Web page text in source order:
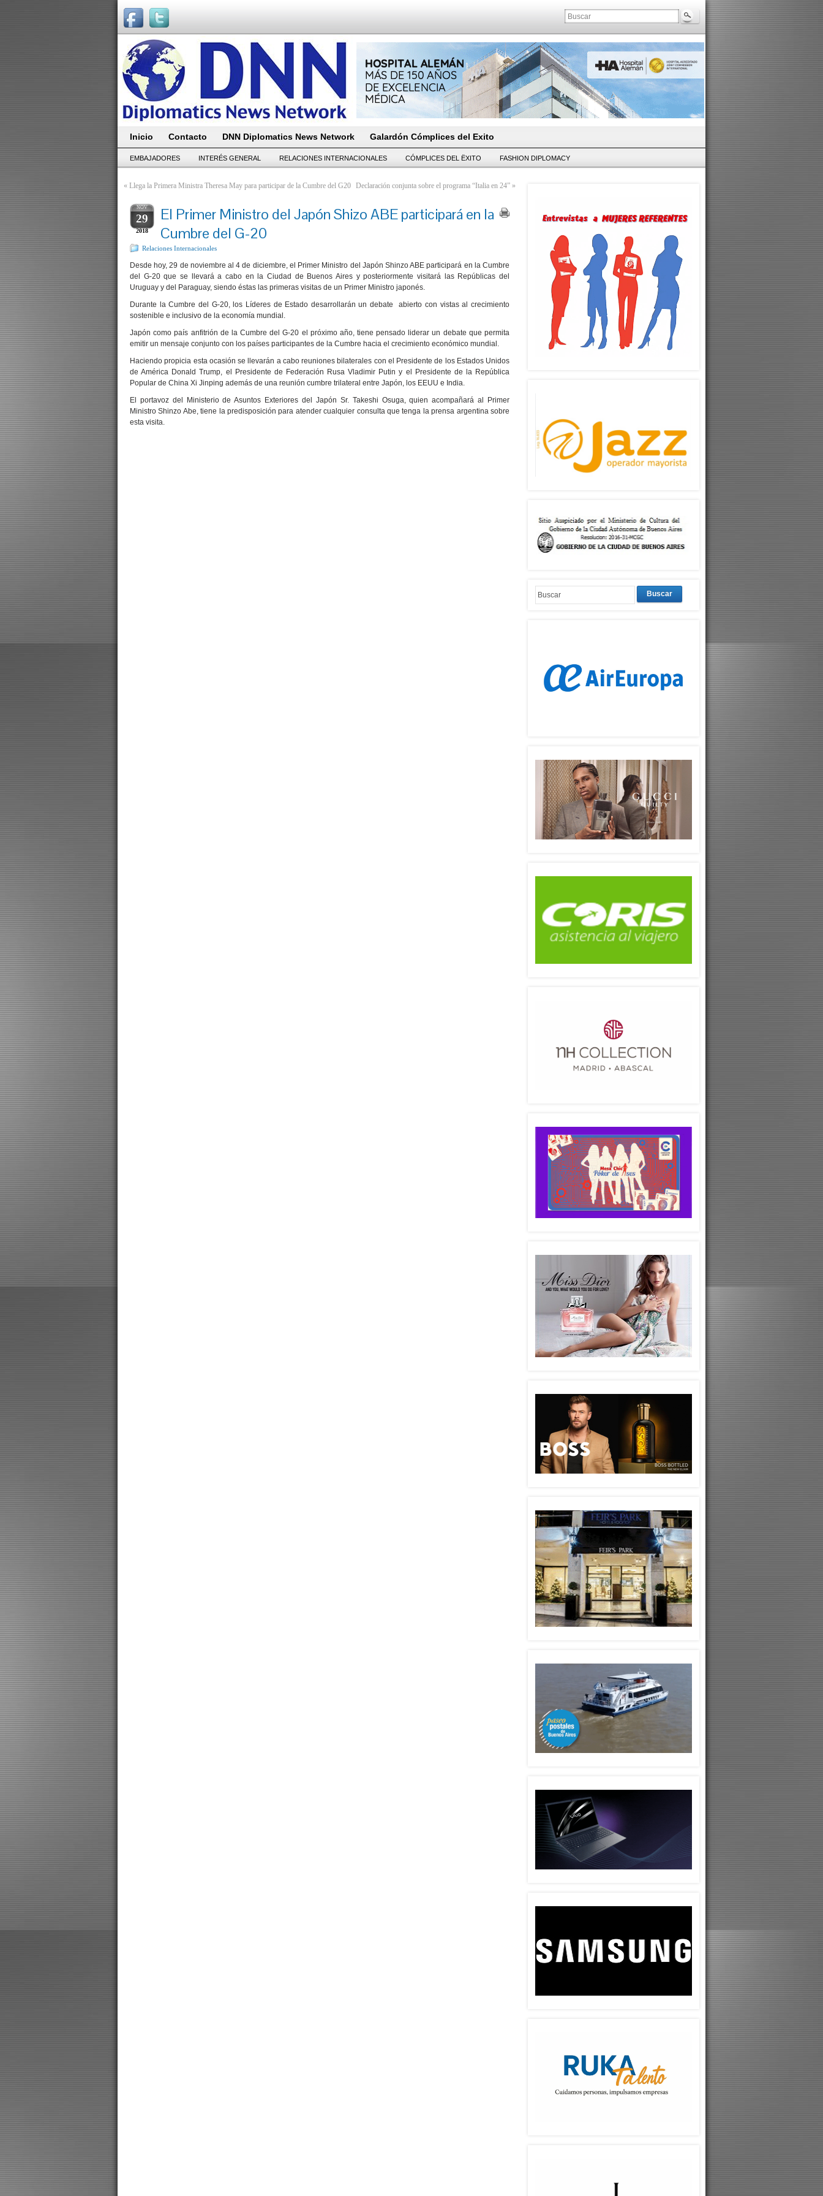
Inicio Contacto DNN Diplomatics News Network Galardón Cómplices del Exito
EMBAJADORES INTERÉS GENERAL RELACIONES INTERNACIONALES CÓMPLICES DEL ËXITO FASHION DIPLOMACY
« Llega la Primera Ministra Theresa May para participar de la Cumbre del G20 Declaración conjunta sobre el programa “Italia en 24” »
NOV
29
2018
El Primer Ministro del Japón Shizo ABE participará en la
Cumbre del G-20
Relaciones Internacionales
Desde hoy, 29 de noviembre al 4 de diciembre, el Primer Ministro del Japón Shinzo ABE participará en la Cumbre
del G-20 que se llevará a cabo en la Ciudad de Buenos Aires y posteriormente visitará las Repúblicas del
Uruguay y del Paraguay, siendo éstas las primeras visitas de un Primer Ministro japonés.
Durante la Cumbre del G-20, los Líderes de Estado desarrollarán un debate abierto con vistas al crecimiento
sostenible e inclusivo de la economía mundial.
Japón como país anfitrión de la Cumbre del G-20 el próximo año, tiene pensado liderar un debate que permita
emitir un mensaje conjunto con los países participantes de la Cumbre hacia el crecimiento económico mundial.
Haciendo propicia esta ocasión se llevarán a cabo reuniones bilaterales con el Presidente de los Estados Unidos
de América Donald Trump, el Presidente de Federación Rusa Vladimir Putin y el Presidente de la República
Popular de China Xi Jinping además de una reunión cumbre trilateral entre Japón, los EEUU e India.
El portavoz del Ministerio de Asuntos Exteriores del Japón Sr. Takeshi Osuga, quien acompañará al Primer
Ministro Shinzo Abe, tiene la predisposición para atender cualquier consulta que tenga la prensa argentina sobre
esta visita.
Buscar